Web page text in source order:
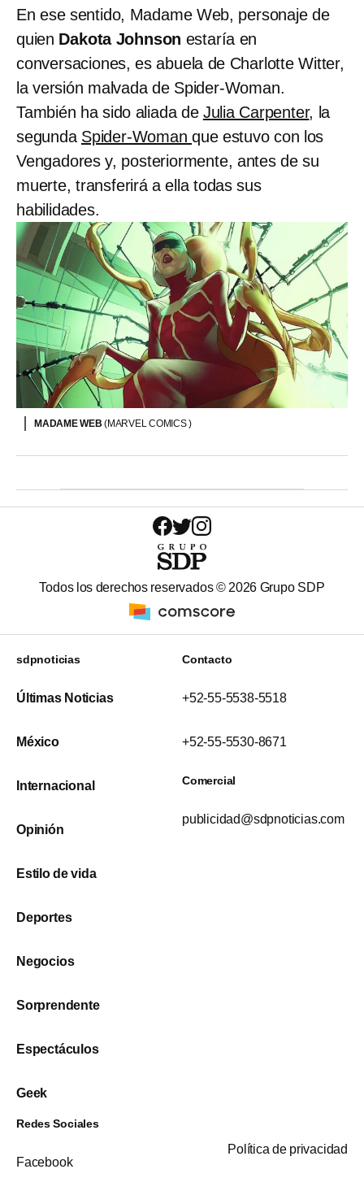
En ese sentido, Madame Web, personaje de
quien Dakota Johnson estaría en
conversaciones, es abuela de Charlotte Witter,
la versión malvada de Spider-Woman.
También ha sido aliada de Julia Carpenter, la
segunda Spider-Woman que estuvo con los
Vengadores y, posteriormente, antes de su
muerte, transferirá a ella todas sus
habilidades.
MADAME WEB (MARVEL COMICS )
Todos los derechos reservados © 2026 Grupo SDP
sdpnoticias
Últimas Noticias
México
Internacional
Opinión
Estilo de vida
Deportes
Negocios
Sorprendente
Espectáculos
Geek
Contacto
+52-55-5538-5518
+52-55-5530-8671
Comercial
publicidad@sdpnoticias.com
Redes Sociales
Facebook
Política de privacidad